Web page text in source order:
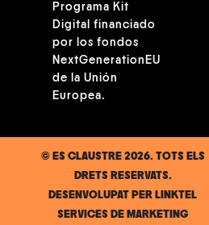
Programa Kit
Digital financiado
por los fondos
NextGenerationEU
de la Unión
Europea.
© ES CLAUSTRE 2026. TOTS ELS
DRETS RESERVATS.
DESENVOLUPAT PER LINKTEL
SERVICES DE MARKETING